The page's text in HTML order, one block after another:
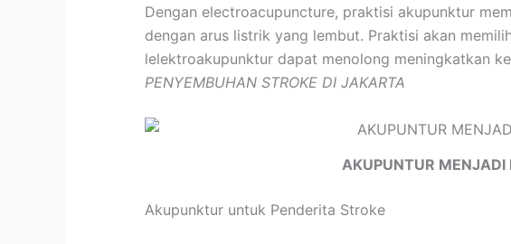
Dengan electroacupuncture, praktisi akupunktur
dengan arus listrik yang lembut. Praktisi akan
lelektroakupunktur dapat menolong meningkatkan
PENYEMBUHAN STROKE DI JAKARTA
AKUPUNTUR
Akupunktur untuk Penderita Stroke